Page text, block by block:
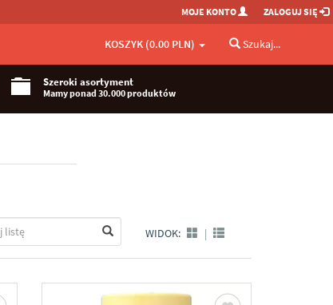
MOJE KONTO ZALOGUJ SIĘ
KOSZYK (0.00 PLN) Szukaj...
Szeroki asortyment
Mamy ponad 30.000 produktów
WIDOK: |